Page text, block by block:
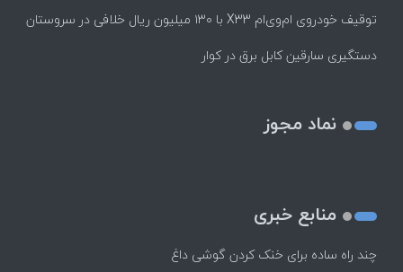
توقیف خودروی ام‌وی‌ام X33 با ۱۳۰ میلیون ریال خلافی در سروستان
دستگیری سارقین کابل برق در کوار
نماد مجوز
منابع خبری
چند راه‌ ساده برای خنک کردن گوشی داغ